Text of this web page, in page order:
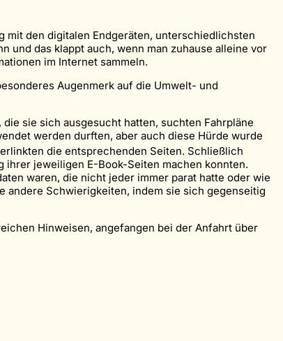
mit den digitalen Endgeräten, unterschiedlichsten
und das klappt auch, wenn man zuhause alleine vor
im Internet sammeln.
Augenmerk auf die Umwelt- und
sie sich ausgesucht hatten, suchten Fahrpläne
werden durften, aber auch diese Hürde wurde
die entsprechenden Seiten. Schließlich
ihrer jeweiligen E-Book-Seiten machen konnten.
waren, die nicht jeder immer parat hatte oder wie
andere Schwierigkeiten, indem sie sich gegenseitig
Hinweisen, angefangen bei der Anfahrt über